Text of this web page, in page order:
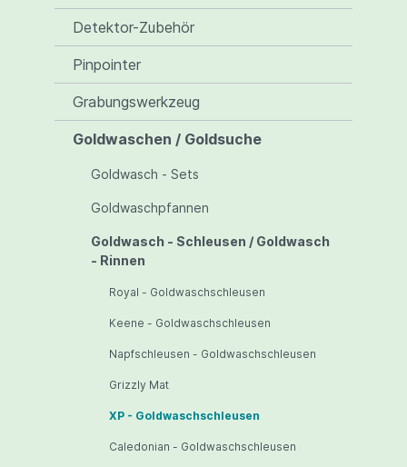
Detektor-Zubehör
Pinpointer
Grabungswerkzeug
Goldwaschen / Goldsuche
Goldwasch - Sets
Goldwaschpfannen
Goldwasch - Schleusen / Goldwasch
- Rinnen
Royal - Goldwaschschleusen
Keene - Goldwaschschleusen
Napfschleusen - Goldwaschschleusen
Grizzly Mat
XP - Goldwaschschleusen
Caledonian - Goldwaschschleusen